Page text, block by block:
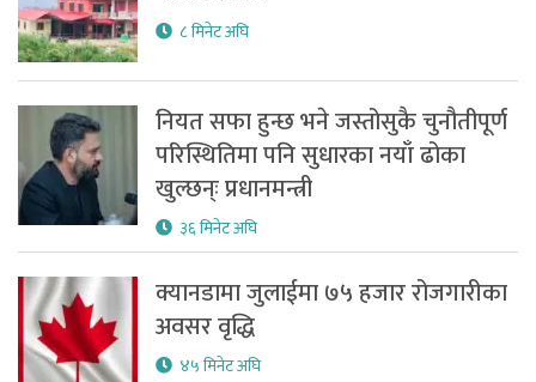
८ मिनेट अघि
नियत सफा हुन्छ भने जस्तोसुकै चुनौतीपूर्ण
परिस्थितिमा पनि सुधारका नयाँ ढोका
खुल्छन्ः प्रधानमन्त्री
३६ मिनेट अघि
क्यानडामा जुलाईमा ७५ हजार रोजगारीका
अवसर वृद्धि
४५ मिनेट अघि